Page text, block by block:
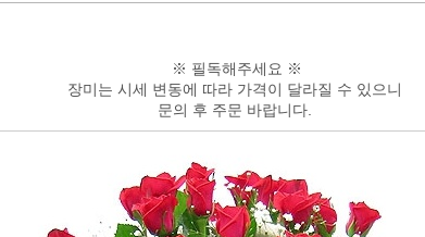
※ 필독해주세요 ※
장미는 시세 변동에 따라 가격이 달라질 수 있으니
문의 후 주문 바랍니다.